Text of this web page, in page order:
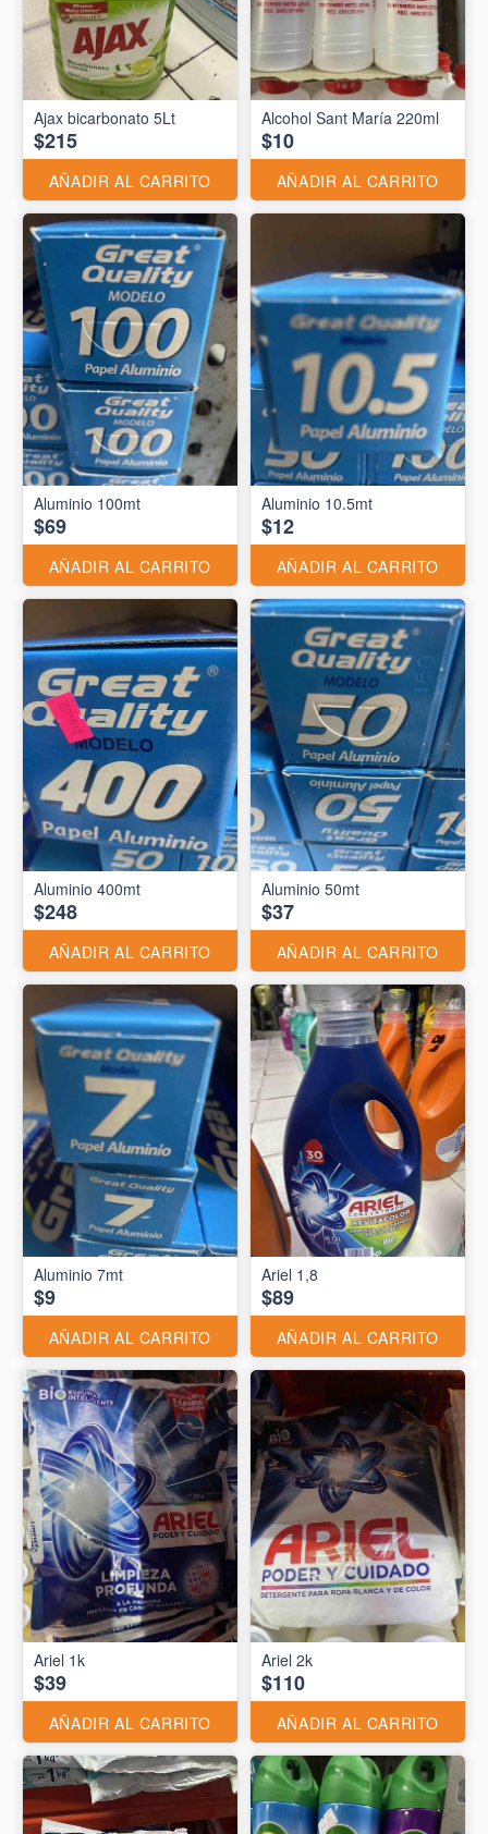
Ajax bicarbonato 5Lt
$215
AÑADIR AL CARRITO
Alcohol Sant María 220ml
$10
AÑADIR AL CARRITO
$69
AÑADIR AL CARRITO
Aluminio 10.5mt
$12
AÑADIR AL CARRITO
Aluminio 400mt
$248
AÑADIR AL CARRITO
Aluminio 50mt
$37
AÑADIR AL CARRITO
Aluminio 7mt
$9
AÑADIR AL CARRITO
Ariel 1,8
$89
AÑADIR AL CARRITO
Ariel 1k
$39
AÑADIR AL CARRITO
Ariel 2k
$110
AÑADIR AL CARRITO